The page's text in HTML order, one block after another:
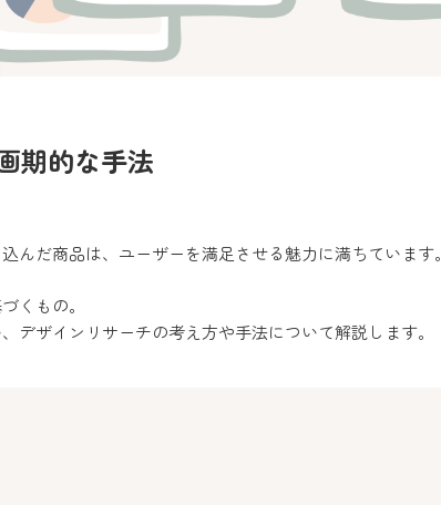
期的な手法
だ商品は、ユーザーを満足させる魅力に満ちています。
くもの。
ザインリサーチの考え方や手法について解説します。